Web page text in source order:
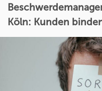
Köln: Kunden